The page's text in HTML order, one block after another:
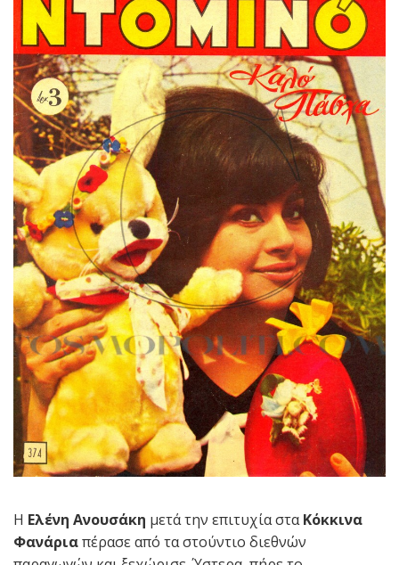
Η Ελένη Ανουσάκη μετά την επιτυχία σταΚόκκινα
Φανάριαπέρασε από τα στούντιο διεθνών